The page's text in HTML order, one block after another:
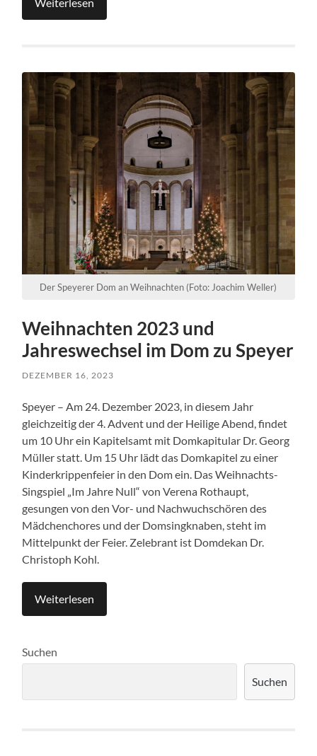
Der Speyerer Dom an Weihnachten (Foto: Joachim Weller)
Weihnachten 2023 und
Jahreswechsel im Dom zu Speyer
DEZEMBER 16, 2023
Speyer – Am 24. Dezember 2023, in diesem Jahr
gleichzeitig der 4. Advent und der Heilige Abend, findet
um 10 Uhr ein Kapitelsamt mit Domkapitular Dr. Georg
Müller statt. Um 15 Uhr lädt das Domkapitel zu einer
Kinderkrippenfeier in den Dom ein. Das Weihnachts-
Singspiel „Im Jahre Null“ von Verena Rothaupt,
gesungen von den Vor- und Nachwuchschören des
Mädchenchores und der Domsingknaben, steht im
Mittelpunkt der Feier. Zelebrant ist Domdekan Dr.
Christoph Kohl.
Weiterlesen
Suchen
Suchen